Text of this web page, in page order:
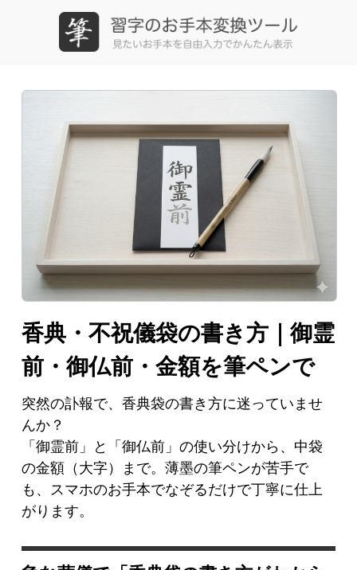
習字のお手本変換ツール
香典・不祝儀袋の書き方｜御霊
前・御仏前・金額を筆ペンで
突然の訃報で、香典袋の書き方に迷っていませ
んか？
「御霊前」と「御仏前」の使い分けから、中袋
の金額（大字）まで。薄墨の筆ペンが苦手で
も、スマホのお手本でなぞるだけで丁寧に仕上
がります。